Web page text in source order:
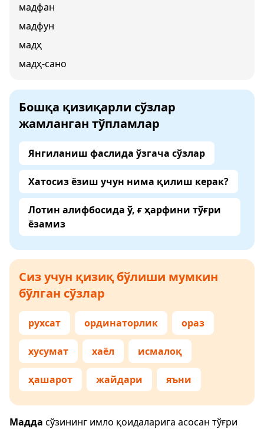
мадфан
мадфун
мадҳ
мадҳ-сано
Бошқа қизиқарли сўзлар
жамланган тўпламлар
Янгиланиш фаслида ўзгача сўзлар
Хатосиз ёзиш учун нима қилиш керак?
Лотин алифбосида ў, ғ ҳарфини тўғри
ёзамиз
Сиз учун қизиқ бўлиши мумкин
бўлган сўзлар
рухсат ординаторлик ораз
хусумат хаёл исмалоқ
ҳашарот жайдари яъни
Мадда сўзининг имло қоидаларига асосан тўғри